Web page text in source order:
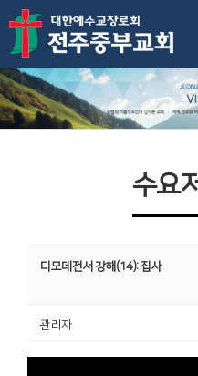
수요
디모데전서 강해(14): 집사
관리자